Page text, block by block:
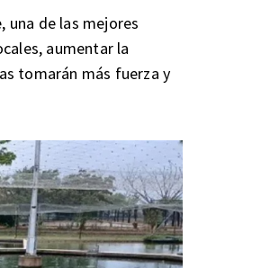
una de las mejores
aumentar la
tomarán más fuerza y